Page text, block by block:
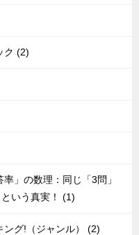
ク (2)
」の数理：同じ「3問」
いう真実！ (1)
ング!（ジャンル） (2)